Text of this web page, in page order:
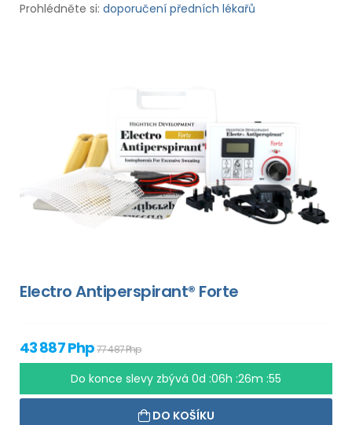
Prohlédněte si: doporučení předních lékařů
Electro Antiperspirant® Forte
43 887 Php77 487 Php
Do konce slevy zbývá 0d :06h :26m :54
DO KOŠÍKU